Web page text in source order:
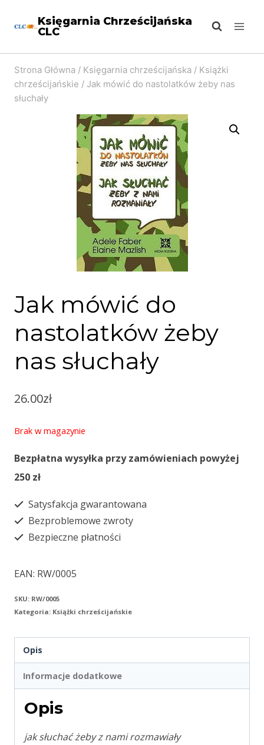
Księgarnia Chrześcijańska
CLC
Strona Główna / Księgarnia chrześcijańska / Książki
chrześcijańskie / Jak mówić do nastolatków żeby nas
słuchały
Jak mówić do
nastolatków żeby
nas słuchały
26.00zł
Brak w magazynie
Bezpłatna wysyłka przy zamówieniach powyżej
250 zł
Satysfakcja gwarantowana
Bezproblemowe zwroty
Bezpieczne płatności
EAN: RW/0005
SKU: RW/0005
Kategoria: Książki chrześcijańskie
Opis
Informacje dodatkowe
Opis
jak słuchać żeby z nami rozmawiały